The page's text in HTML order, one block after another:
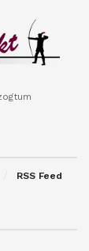
RSS Feed